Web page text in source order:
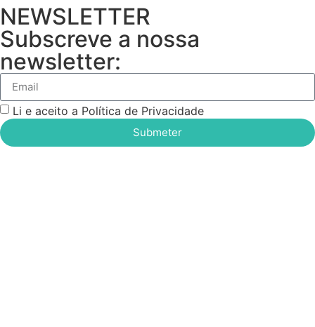
NEWSLETTER
Subscreve a nossa
newsletter:
Li e aceito a Política de Privacidade
Submeter